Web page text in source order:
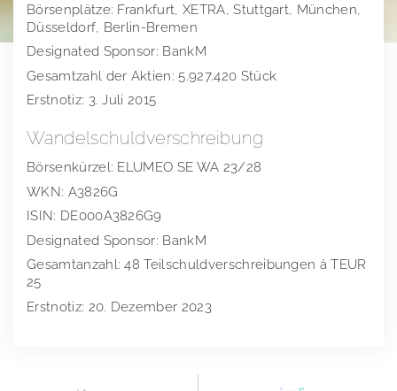
Vergütungsbericht
Stimmrechtsmitteilungen
Directors Dealings
Finanzkalender
Publikationen
Finanzberichte
Präsentationen & Webcasts
Erläuterungen zu Alternativen Leistungskennzahlen
Hauptversammlung
2025
2024
2022
2021
2020
Außerordentliche Hauptversammlung 2018
Ansprechpartner
Presse
Downloads
Logos
Gründer von elumeo
Edelsteine
Pressekontakt
elumeo SE | Datenschutz
Börsenplätze: Frankfurt, XETRA, Stuttgart, München,
Düsseldorf, Berlin-Bremen
Designated Sponsor: BankM
Gesamtzahl der Aktien: 5.927.420 Stück
Erstnotiz: 3. Juli 2015
Wandelschuldverschreibung
Börsenkürzel: ELUMEO SE WA 23/28
WKN: A3826G
ISIN: DE000A3826G9
Designated Sponsor: BankM
Gesamtanzahl: 48 Teilschuldverschreibungen à TEUR
25
Erstnotiz: 20. Dezember 2023